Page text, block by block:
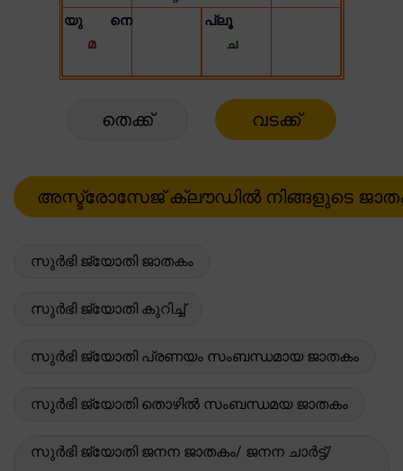
തെക്ക് വടക്ക്
സുർഭി ജ്യോതി ജാതകം
സുർഭി ജ്യോതി കുറിച്ച്
സുർഭി ജ്യോതി പ്രണയം സംബന്ധമായ ജാതകം
സുർഭി ജ്യോതി തൊഴിൽ സംബന്ധമയ ജാതകം
സുർഭി ജ്യോതി ജനന ജാതകം/ ജനന ചാർട്ട്/